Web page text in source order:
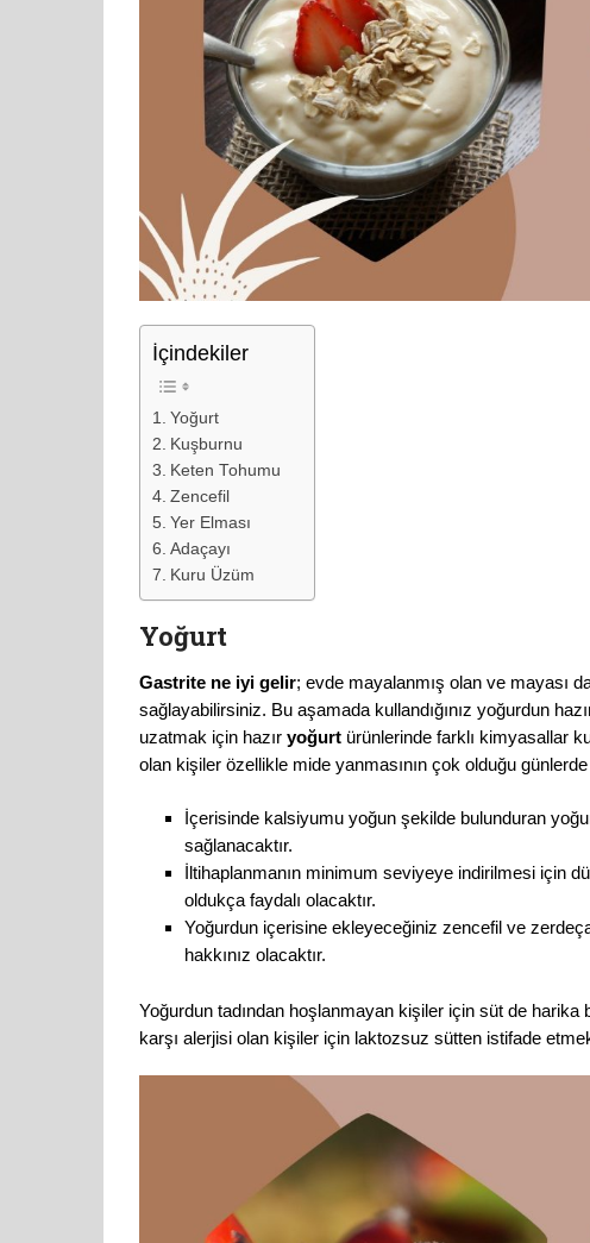
İçindekiler
Yoğurt
Kuşburnu
Keten Tohumu
Zencefil
Yer Elması
Adaçayı
Kuru Üzüm
Yoğurt
Gastrite ne iyi gelir; evde mayalanmış olan ve mayası
sağlayabilirsiniz. Bu aşamada kullandığınız yoğurdun
uzatmak için hazır yoğurt ürünlerinde farklı kimyasallar
olan kişiler özellikle mide yanmasının çok olduğu
İçerisinde kalsiyumu yoğun şekilde bulunduran
sağlanacaktır.
İltihaplanmanın minimum seviyeye indirilmesi için
oldukça faydalı olacaktır.
Yoğurdun içerisine ekleyeceğiniz zencefil ve
hakkınız olacaktır.
Yoğurdun tadından hoşlanmayan kişiler için süt de
karşı alerjisi olan kişiler için laktozsuz sütten istifade